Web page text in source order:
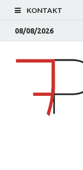
KONTAKT
08/08/2026